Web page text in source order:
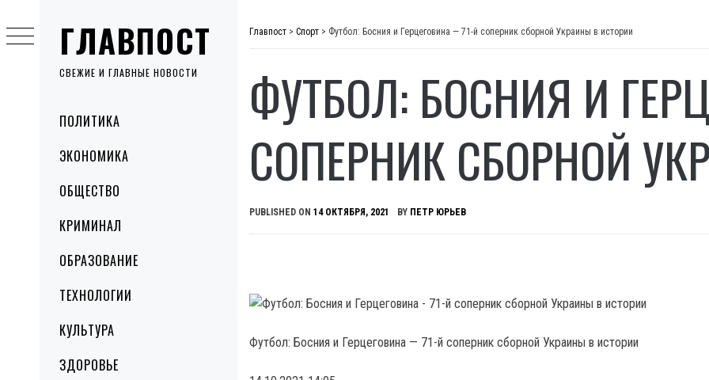
ГЛАВПОСТ
СВЕЖИЕ И ГЛАВНЫЕ НОВОСТИ
MenuПОЛИТИКА
ЭКОНОМИКА
ОБЩЕСТВО
КРИМИНАЛ
ОБРАЗОВАНИЕ
ТЕХНОЛОГИИ
КУЛЬТУРА
ЗДОРОВЬЕ
to
content
Главпост > Спорт > Футбол: Босния и Герцеговина — 71-й соперник сборной Украины в истории
ФУТБОЛ: БОСНИЯ И
СОПЕРНИК СБОРНОЙ
PUBLISHED ON 14 ОКТЯБРЯ, 2021 BY ПЕТР ЮРЬЕВ
Футбол: Босния и Герцеговина — 71-й соперник сборной Украины в истории